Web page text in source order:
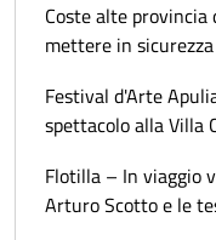
Coste alte
mettere in
Festival d'Arte
spettacolo alla Villa
Flotilla – In viaggio
Arturo Scotto e le